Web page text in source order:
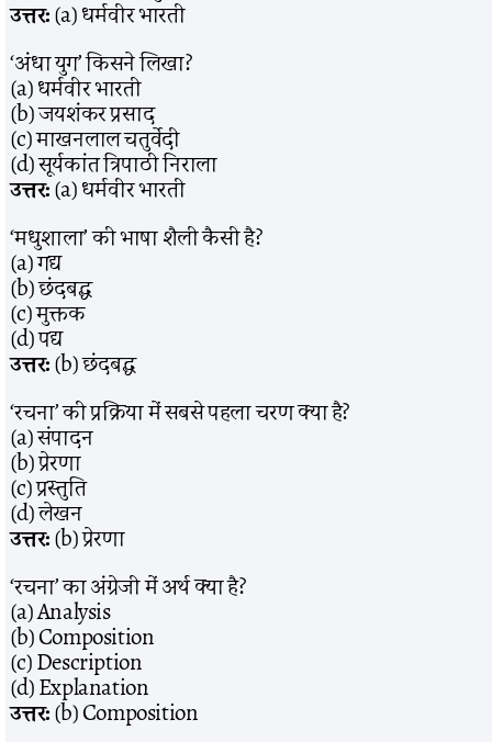
उत्तर:(a) धर्मवीर भारती
‘अंधा युग’ किसने लिखा?
(a) धर्मवीर भारती
(b) जयशंकर प्रसाद
(c) माखनलाल चतुर्वेदी
(d) सूर्यकांत त्रिपाठी निराला
उत्तर:(a) धर्मवीर भारती
‘मधुशाला’ की भाषा शैली कैसी है?
(a) गद्य
(b) छंदबद्ध
(c) मुक्तक
(d) पद्य
उत्तर:(b) छंदबद्ध
‘रचना’ की प्रक्रिया में सबसे पहला चरण क्या है?
(a) संपादन
(b) प्रेरणा
(c) प्रस्तुति
(d) लेखन
उत्तर:(b) प्रेरणा
‘रचना’ का अंग्रेजी में अर्थ क्या है?
(a) Analysis
(b) Composition
(c) Description
(d) Explanation
उत्तर:(b) Composition